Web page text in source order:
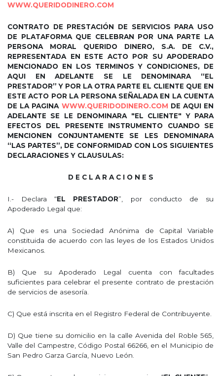
WWW.QUERIDODINERO.COM
CONTRATO DE PRESTACIÓN DE SERVICIOS PARA USO
DE PLATAFORMA QUE CELEBRAN POR UNA PARTE LA
PERSONA MORAL QUERIDO DINERO, S.A. DE C.V.,
REPRESENTADA EN ESTE ACTO POR SU APODERADO
MENCIONADO EN LOS TERMINOS Y CONDICIONES, DE
AQUI EN ADELANTE SE LE DENOMINARA “EL
PRESTADOR” Y POR LA OTRA PARTE EL CLIENTE QUE EN
ESTE ACTO POR LA PERSONA SEÑALADA EN LA CUENTA
DE LA PAGINA WWW.QUERIDODINERO.COM DE AQUI EN
ADELANTE SE LE DENOMINARA "EL CLIENTE" Y PARA
EFECTOS DEL PRESENTE INSTRUMENTO CUANDO SE
MENCIONEN CONJUNTAMENTE SE LES DENOMINARA
“LAS PARTES”, DE CONFORMIDAD CON LOS SIGUIENTES
DECLARACIONES Y CLAUSULAS:
D E C L A R A C I O N E S
I.- Declara “EL PRESTADOR”, por conducto de su
Apoderado Legal que:
A) Que es una Sociedad Anónima de Capital Variable
constituida de acuerdo con las leyes de los Estados Unidos
Mexicanos.
B) Que su Apoderado Legal cuenta con facultades
suficientes para celebrar el presente contrato de prestación
de servicios de asesoría.
C) Que está inscrita en el Registro Federal de Contribuyente.
D) Que tiene su domicilio en la calle Avenida del Roble 565,
Valle del Campestre, Código Postal 66266, en el Municipio de
San Pedro Garza García, Nuevo León.